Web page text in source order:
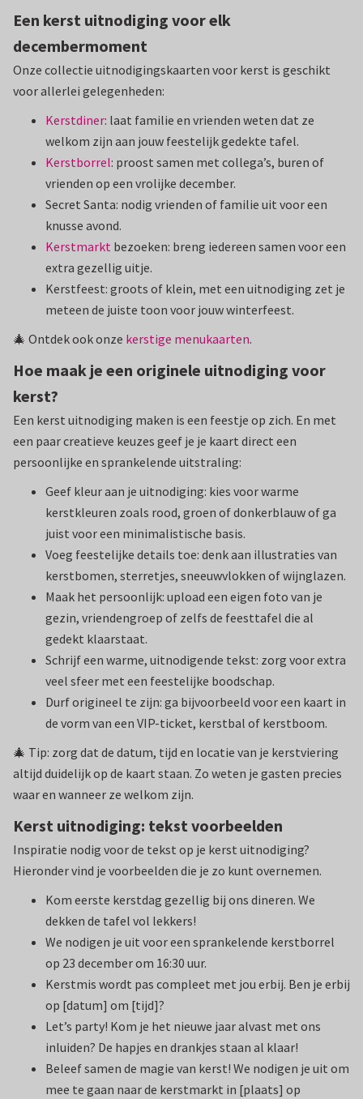
Een kerst uitnodiging voor elk
decembermoment
Onze collectie uitnodigingskaarten voor kerst is geschikt
voor allerlei gelegenheden:
Kerstdiner: laat familie en vrienden weten dat ze
welkom zijn aan jouw feestelijk gedekte tafel.
Kerstborrel: proost samen met collega’s, buren of
vrienden op een vrolijke december.
Secret Santa: nodig vrienden of familie uit voor een
knusse avond.
Kerstmarkt bezoeken: breng iedereen samen voor een
extra gezellig uitje.
Kerstfeest: groots of klein, met een uitnodiging zet je
meteen de juiste toon voor jouw winterfeest.
🎄 Ontdek ook onze kerstige menukaarten.
Hoe maak je een originele uitnodiging voor
kerst?
Een kerst uitnodiging maken is een feestje op zich. En met
een paar creatieve keuzes geef je je kaart direct een
persoonlijke en sprankelende uitstraling:
Geef kleur aan je uitnodiging: kies voor warme
kerstkleuren zoals rood, groen of donkerblauw of ga
juist voor een minimalistische basis.
Voeg feestelijke details toe: denk aan illustraties van
kerstbomen, sterretjes, sneeuwvlokken of wijnglazen.
Maak het persoonlijk: upload een eigen foto van je
gezin, vriendengroep of zelfs de feesttafel die al
gedekt klaarstaat.
Schrijf een warme, uitnodigende tekst: zorg voor extra
veel sfeer met een feestelijke boodschap.
Durf origineel te zijn: ga bijvoorbeeld voor een kaart in
de vorm van een VIP-ticket, kerstbal of kerstboom.
🎄 Tip: zorg dat de datum, tijd en locatie van je kerstviering
altijd duidelijk op de kaart staan. Zo weten je gasten precies
waar en wanneer ze welkom zijn.
Kerst uitnodiging: tekst voorbeelden
Inspiratie nodig voor de tekst op je kerst uitnodiging?
Hieronder vind je voorbeelden die je zo kunt overnemen.
Kom eerste kerstdag gezellig bij ons dineren. We
dekken de tafel vol lekkers!
We nodigen je uit voor een sprankelende kerstborrel
op 23 december om 16:30 uur.
Kerstmis wordt pas compleet met jou erbij. Ben je erbij
op [datum] om [tijd]?
Let’s party! Kom je het nieuwe jaar alvast met ons
inluiden? De hapjes en drankjes staan al klaar!
Beleef samen de magie van kerst! We nodigen je uit om
mee te gaan naar de kerstmarkt in [plaats] op